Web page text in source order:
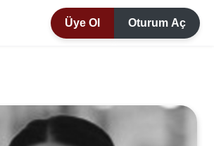
Üye Ol Oturum Aç